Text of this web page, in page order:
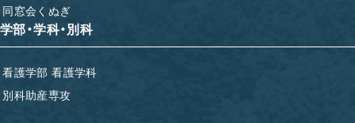
同窓会くぬぎ
学部・学科・別科
看護学部 看護学科
別科助産専攻